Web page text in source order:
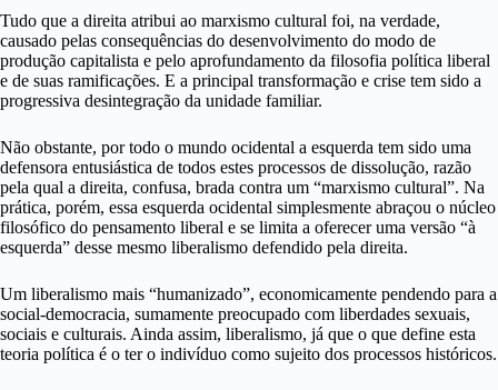
Tudo que a direita atribui ao marxismo cultural foi, na verdade,
causado pelas consequências do desenvolvimento do modo de
produção capitalista e pelo aprofundamento da filosofia política liberal
e de suas ramificações. E a principal transformação e crise tem sido a
progressiva desintegração da unidade familiar.
Não obstante, por todo o mundo ocidental a esquerda tem sido uma
defensora entusiástica de todos estes processos de dissolução, razão
pela qual a direita, confusa, brada contra um “marxismo cultural”. Na
prática, porém, essa esquerda ocidental simplesmente abraçou o núcleo
filosófico do pensamento liberal e se limita a oferecer uma versão “à
esquerda” desse mesmo liberalismo defendido pela direita.
Um liberalismo mais “humanizado”, economicamente pendendo para a
social-democracia, sumamente preocupado com liberdades sexuais,
sociais e culturais. Ainda assim, liberalismo, já que o que define esta
teoria política é o ter o indivíduo como sujeito dos processos históricos.